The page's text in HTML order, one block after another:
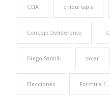
CCIA chiqui tapia
Concejo Deliberante
Diego Santilli dolar
Elecciones Formula 1